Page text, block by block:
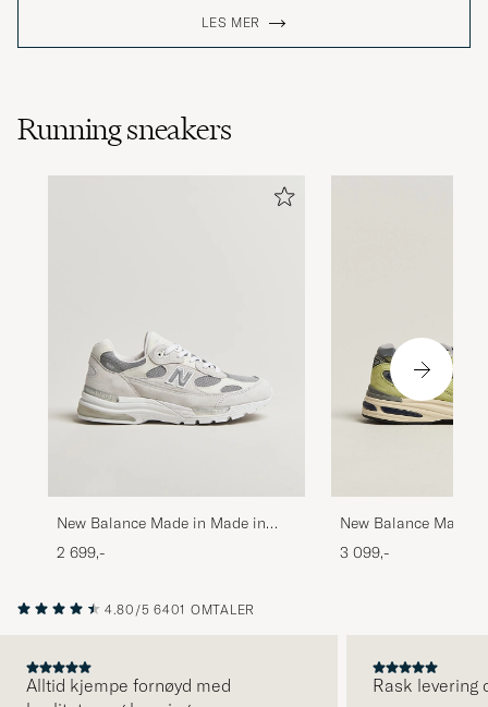
LES MER
Running sneakers
New Balance Made in Made in
USA 992 Sneakers White
2 699,-
New Balance Made
991v2 Green Banana
3 099,-
4.80/5 6401 OMTALER
Alltid kjempe fornøyd med
Rask levering